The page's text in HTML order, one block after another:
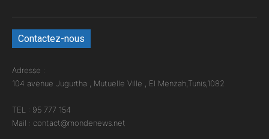
Contactez-nous
Adresse :
104 avenue Jugurtha , Mutuelle Ville , El Menzah,Tunis,1082
TEL : 95 777 154
Mail : contact@mondenews.net